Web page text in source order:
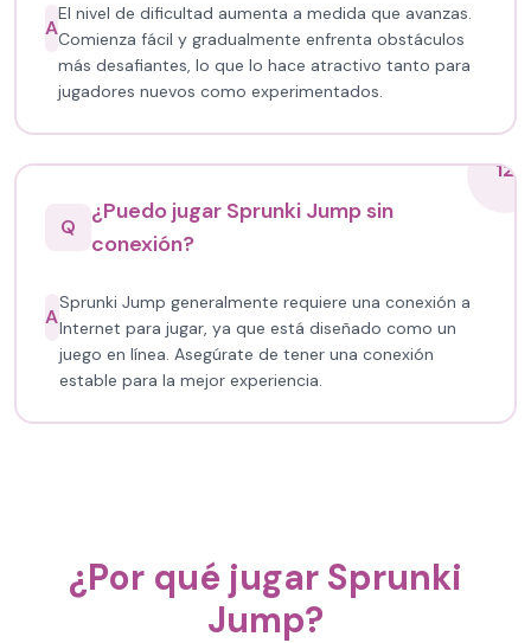
A
El nivel de dificultad aumenta a medida que avanzas.
Comienza fácil y gradualmente enfrenta obstáculos
más desafiantes, lo que lo hace atractivo tanto para
jugadores nuevos como experimentados.
12
Q
¿Puedo jugar Sprunki Jump sin
conexión?
A
Sprunki Jump generalmente requiere una conexión a
Internet para jugar, ya que está diseñado como un
juego en línea. Asegúrate de tener una conexión
estable para la mejor experiencia.
¿Por qué jugar Sprunki
Jump?